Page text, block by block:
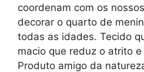
coordenam com os
decorar o quarto de
todas as idades. Tecido
macio que reduz o atrito
Produto amigo da